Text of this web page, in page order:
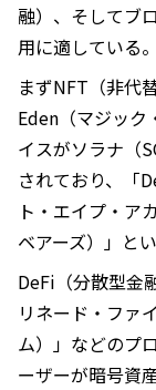
融）、そしてブ
用に適している。
まずNFT（非代
Eden（マジック
イスがソラナ（
されており、「
ト・エイプ・ア
ベアーズ）」と
DeFi（分散型金
リネード・ファ
ム）」などのプ
ーザーが暗号資